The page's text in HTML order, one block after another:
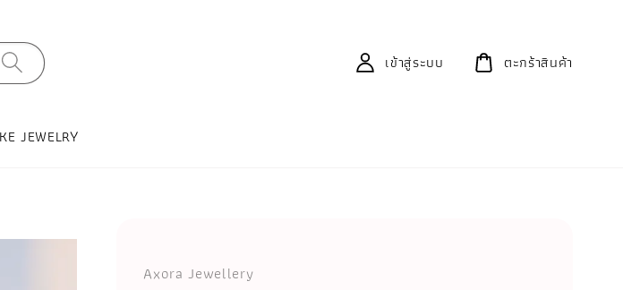
JEWELRY
เข้าสู่ระบบ ตะกร้าสินค้า
Axora Jewellery